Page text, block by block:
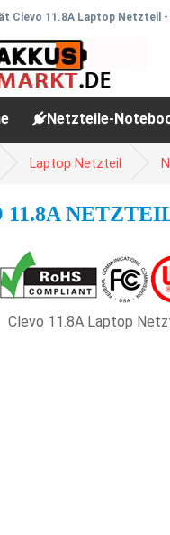
Clevo 11.8A Laptop Netzteil -
Netzteile-
Laptop Netzteil
11.8A
Clevo 11.8A Laptop